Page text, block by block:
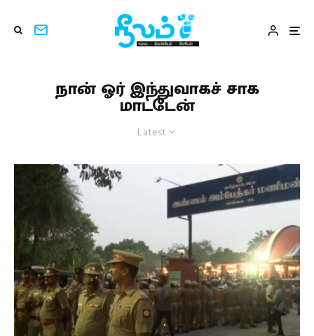
நான் ஓர் இந்துவாகச் சாக
மாட்டேன்
Latest